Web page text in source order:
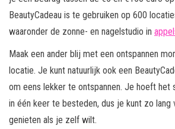
BeautyCadeau is te gebruiken op 600
waaronder de zonne- en nagelstudio in
Maak een ander blij met een ontspannen
locatie. Je kunt natuurlijk ook een
om eens lekker te ontspannen. Je hoeft het
in één keer te besteden, dus je kunt zo lang
genieten als je zelf wilt.